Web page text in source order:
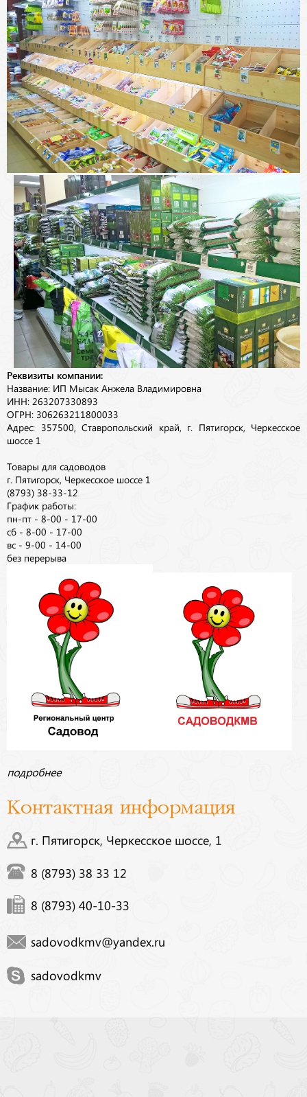
Реквизиты компании:
Название: ИП Мысак Анжела Владимировна
ИНН: 263207330893
ОГРН: 306263211800033
Адрес: 357500, Ставропольский край, г. Пятигорск, Черкесское
шоссе 1
Товары для садоводов
г. Пятигорск, Черкесское шоссе 1
(8793) 38-33-12
График работы:
пн-пт - 8-00 - 17-00
сб - 8-00 - 17-00
вс - 9-00 - 14-00
без перерыва
подробнее
Контактная информация
г. Пятигорск, Черкесское шоссе, 1
8 (8793) 38 33 12
8 (8793) 40-10-33
sadovodkmv@yandex.ru
sadovodkmv